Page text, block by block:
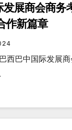
发展商会商务
作新篇章
西巴中国际发展